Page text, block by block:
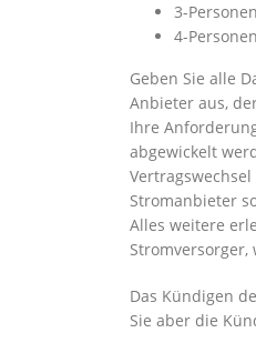
3-
4-
Geben Sie alle
Anbieter aus,
Ihre
abgewickelt
Stromanbieter
Alles weitere
Stromversorger,
Das Kündigen
Sie aber die